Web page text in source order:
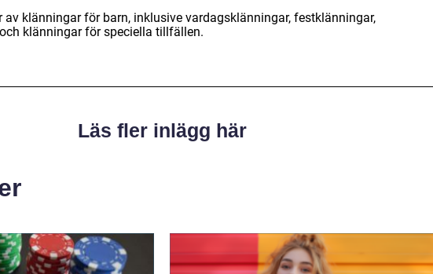
av klänningar för barn, inklusive vardagsklänningar, festklänningar,
klänningar för speciella tillfällen.
Läs fler inlägg här